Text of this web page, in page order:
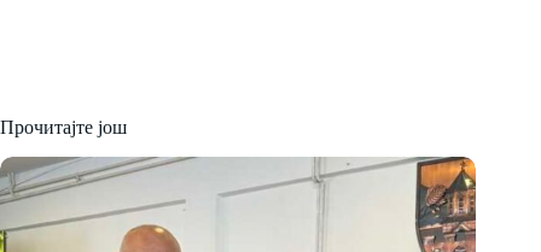
Прочитајте још